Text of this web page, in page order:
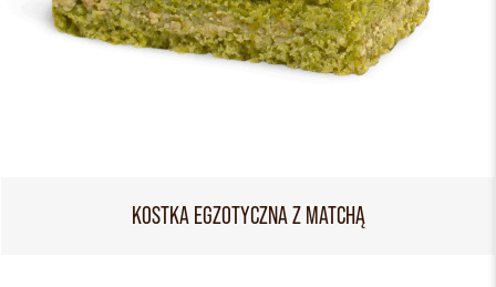
KOSTKA EGZOTYCZNA Z MATCHĄ